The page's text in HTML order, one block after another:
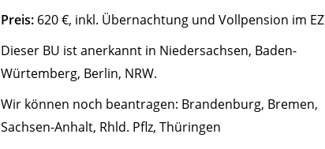
Preis: 620 €, inkl. Übernachtung und Vollpension im EZ
Dieser BU ist anerkannt in Niedersachsen, Baden-
Würtemberg, Berlin, NRW.
Wir können noch beantragen: Brandenburg, Bremen,
Sachsen-Anhalt, Rhld. Pflz, Thüringen